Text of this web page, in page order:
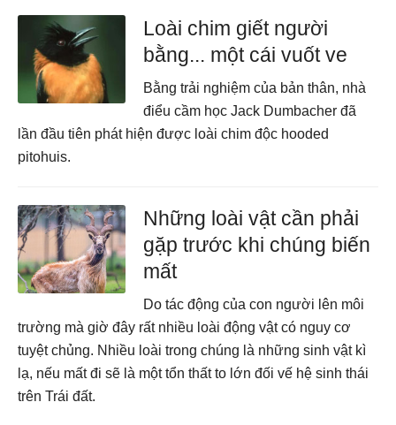
Loài chim giết người
bằng... một cái vuốt ve
Bằng trải nghiệm của bản thân, nhà
điểu cầm học Jack Dumbacher đã
lần đầu tiên phát hiện được loài chim độc hooded
pitohuis.
Những loài vật cần phải
gặp trước khi chúng biến
mất
Do tác động của con người lên môi
trường mà giờ đây rất nhiều loài động vật có nguy cơ
tuyệt chủng. Nhiều loài trong chúng là những sinh vật kì
lạ, nếu mất đi sẽ là một tổn thất to lớn đối vế hệ sinh thái
trên Trái đất.